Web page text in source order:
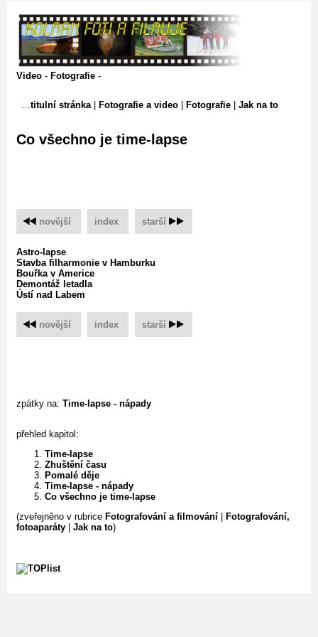
Video - Fotografie -
titulní stránka| Fotografie a video| Fotografie| Jak na to
Co všechno je time-lapse
novější index starší
Astro-lapse
Stavba filharmonie v Hamburku
Bouřka v Americe
Demontáž letadla
Ústí nad Labem
novější index starší
zpátky na: Time-lapse - nápady
přehled kapitol:
Time-lapse
Zhuštění času
Pomalé děje
Time-lapse - nápady
Co všechno je time-lapse
(zveřejněno v rubrice Fotografování a filmování | Fotografování,
fotoaparáty | Jak na to)